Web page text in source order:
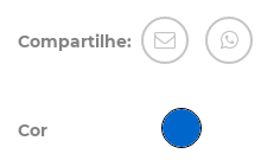
Compartilhe:
Cor